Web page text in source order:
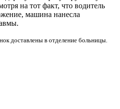
на тот факт, что водитель
машина нанесла
доставлены в отделение больницы.